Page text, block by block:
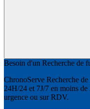
Besoin d'un Recherche de
ChronoServe Recherche
24H/24 et 7J/7 en moins
urgence ou sur RDV.